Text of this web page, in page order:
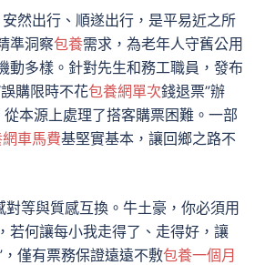
然出行、順遂出行，是平易近之所
準洞察包養需求，為老年人守舊公用
動多樣。針對先生和務工職員，發布
購限時不花包養網單次錢退票”辦
本源上處理了搭客購票困難。一部
車馬費基堅實基本，讓回鄉之路不
等與質感互換。牛土豪，你必須用
，若何讓每小我走得了、走得好，讓
，僅有票務保證遠遠不敷包養一個月